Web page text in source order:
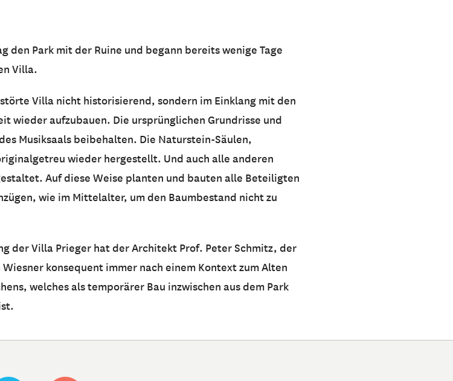
den Park mit der Ruine und begann bereits wenige Tage
Villa.
Villa nicht historisierend, sondern im Einklang mit den
wieder aufzubauen. Die ursprünglichen Grundrisse und
Musiksaals beibehalten. Die Naturstein-Säulen,
wieder hergestellt. Und auch alle anderen
Auf diese Weise planten und bauten alle Beteiligten
wie im Mittelalter, um den Baumbestand nicht zu
der Villa Prieger hat der Architekt Prof. Peter Schmitz, der
konsequent immer nach einem Kontext zum Alten
welches als temporärer Bau inzwischen aus dem Park